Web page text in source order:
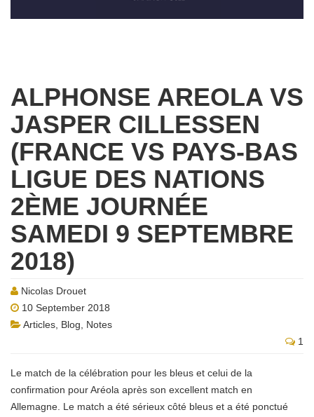
ALPHONSE AREOLA VS
JASPER CILLESSEN
(FRANCE VS PAYS-BAS
LIGUE DES NATIONS
2ÈME JOURNÉE
SAMEDI 9 SEPTEMBRE
2018)
Nicolas Drouet
10 September 2018
Articles Blog
Notes
1
Le match de la célébration pour les bleus et celui de la
confirmation pour Aréola après son excellent match en
Allemagne. Le match a été sérieux côté bleus et a été ponctué